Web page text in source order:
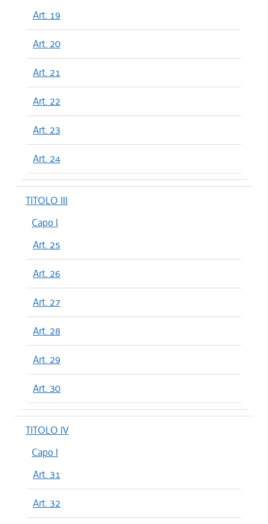
Art. 19
Art. 20
Art. 21
Art. 22
Art. 23
Art. 24
TITOLO III
Capo I
Art. 25
Art. 26
Art. 27
Art. 28
Art. 29
Art. 30
TITOLO IV
Capo I
Art. 31
Art. 32